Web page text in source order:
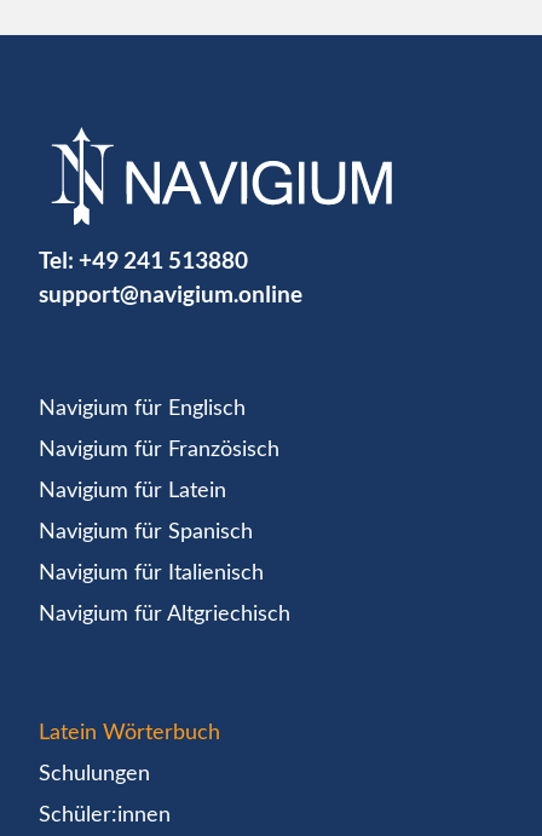
Tel: +49 241 513880
support@navigium.online
Navigium für Englisch
Navigium für Französisch
Navigium für Latein
Navigium für Spanisch
Navigium für Italienisch
Navigium für Altgriechisch
Latein Wörterbuch
Schulungen
Schüler:innen